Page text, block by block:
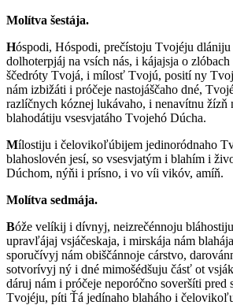
Molítva šestája.
Hóspodi, Hóspodi, prečístoju Tvojéju dlániju
dolhoterpjáj na vsích nás, i kájajsja o
ščedróty Tvojá, i mílosť Tvojú, posití ny
nám izbižáti i próčeje nastojáščaho dné,
razlíčnych kóznej lukávaho, i nenavítnu žízň
blahodátiju vsesvjatáho Tvojehó Dúcha.
Mílostiju i čelovikoľúbijem jedinoródnaho
blahoslovén jesí, so vsesvjatým i blahím i
Dúchom, nýňi i prísno, i vo víi vikóv, amíň.
Molítva sedmája.
Bóže velíkij i dívnyj, neizrečénnoju
upravľájaj vsjáčeskaja, i mirskája nám
sporučívyj nám obiščánnoje cárstvo,
sotvorívyj ný i dné mimošédšuju čásť ot
dáruj nám i próčeje neporóčno soveršíti pred
Tvojéju, píti Ťá jedínaho blaháho i